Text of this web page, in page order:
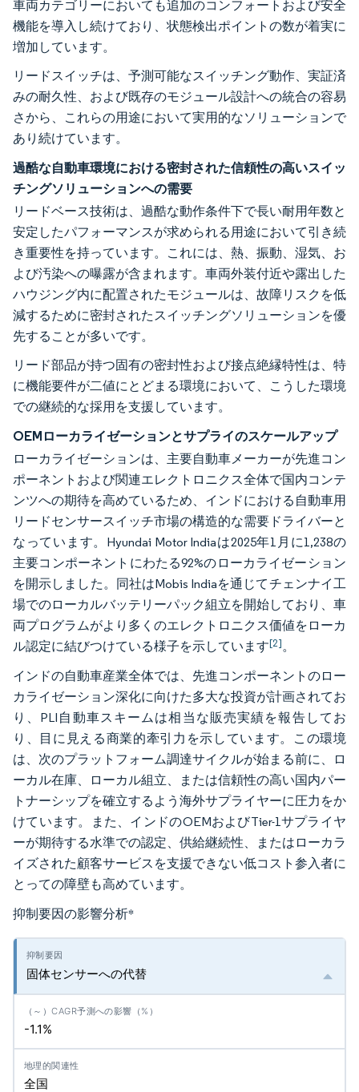
車両カテゴリーにおいても追加のコンフォートおよび安全
機能を導入し続けており、状態検出ポイントの数が着実に
増加しています。
リードスイッチは、予測可能なスイッチング動作、実証済
みの耐久性、および既存のモジュール設計への統合の容易
さから、これらの用途において実用的なソリューションで
あり続けています。
過酷な自動車環境における密封された信頼性の高いスイッ
チングソリューションへの需要
リードベース技術は、過酷な動作条件下で長い耐用年数と
安定したパフォーマンスが求められる用途において引き続
き重要性を持っています。これには、熱、振動、湿気、お
よび汚染への曝露が含まれます。車両外装付近や露出した
ハウジング内に配置されたモジュールは、故障リスクを低
減するために密封されたスイッチングソリューションを優
先することが多いです。
リード部品が持つ固有の密封性および接点絶縁特性は、特
に機能要件が二値にとどまる環境において、こうした環境
での継続的な採用を支援しています。
OEMローカライゼーションとサプライのスケールアップ
ローカライゼーションは、主要自動車メーカーが先進コン
ポーネントおよび関連エレクトロニクス全体で国内コンテ
ンツへの期待を高めているため、インドにおける自動車用
リードセンサースイッチ市場の構造的な需要ドライバーと
なっています。Hyundai Motor Indiaは2025年1月に1,238の
主要コンポーネントにわたる92%のローカライゼーション
を開示しました。同社はMobis Indiaを通じてチェンナイ工
場でのローカルバッテリーパック組立を開始しており、車
両プログラムがより多くのエレクトロニクス価値をローカ
ル認定に結びつけている様子を示しています[2]。
インドの自動車産業全体では、先進コンポーネントのロー
カライゼーション深化に向けた多大な投資が計画されてお
り、PLI自動車スキームは相当な販売実績を報告してお
り、目に見える商業的牽引力を示しています。この環境
は、次のプラットフォーム調達サイクルが始まる前に、ロ
ーカル在庫、ローカル組立、または信頼性の高い国内パー
トナーシップを確立するよう海外サプライヤーに圧力をか
けています。また、インドのOEMおよびTier-1サプライヤ
ーが期待する水準での認定、供給継続性、またはローカラ
イズされた顧客サービスを支援できない低コスト参入者に
とっての障壁も高めています。
抑制要因の影響分析*
固体センサーへの代替
-1.1%
全国